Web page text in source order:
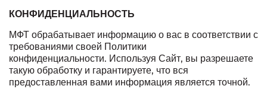
КОНФИДЕНЦИАЛЬНОСТЬ
МФТ обрабатывает информацию о вас в соответствии с
требованиями своей Политики
конфиденциальности. Используя Сайт, вы разрешаете
такую обработку и гарантируете, что вся
предоставленная вами информация является точной.